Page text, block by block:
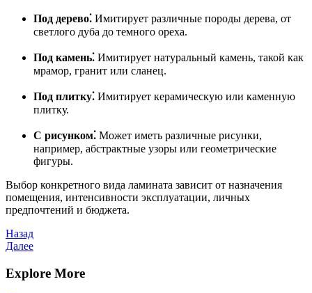
Под дерево⁚ Имитирует различные породы дерева, от
светлого дуба до темного ореха.
Под камень⁚ Имитирует натуральный камень, такой как
мрамор, гранит или сланец.
Под плитку⁚ Имитирует керамическую или каменную
плитку.
С рисунком⁚ Может иметь различные рисунки,
например, абстрактные узоры или геометрические
фигуры.
Выбор конкретного вида ламината зависит от назначения
помещения, интенсивности эксплуатации, личных
предпочтений и бюджета.
Навигация
по
записям
Предыдущая
запись
Назад
Следующая
Далее
Explore More